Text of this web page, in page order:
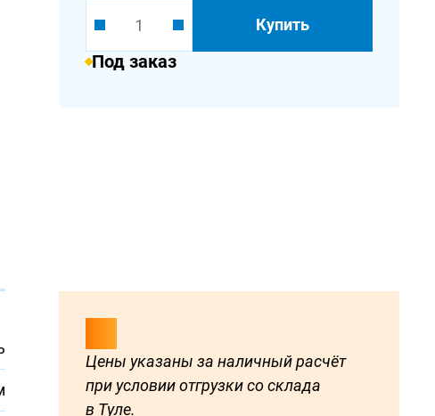
Купить
Под заказ
Цены указаны за наличный расчёт
при условии отгрузки со склада
в Туле.